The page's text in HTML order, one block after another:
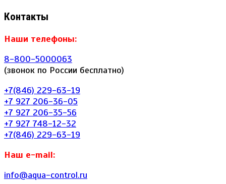
Контакты
Наши телефоны:
8-800-5000063
(звонок по России бесплатно)
+7(846) 229-63-19
+7 927 206-36-05
+7 927 206-35-56
+7 927 748-12-32
+7(846) 229-63-19
Наш e-mail:
info@aqua-control.ru